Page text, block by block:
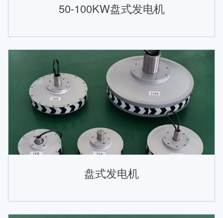
50-100KW盘式发电机
盘式发电机